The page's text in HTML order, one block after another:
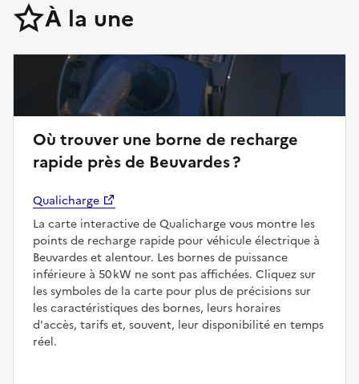
À la une
Où trouver une borne de recharge
rapide près de Beuvardes ?
Qualicharge
La carte interactive de Qualicharge vous montre les
points de recharge rapide pour véhicule électrique à
Beuvardes et alentour. Les bornes de puissance
inférieure à 50 kW ne sont pas affichées. Cliquez sur
les symboles de la carte pour plus de précisions sur
les caractéristiques des bornes, leurs horaires
d'accès, tarifs et, souvent, leur disponibilité en temps
réel.